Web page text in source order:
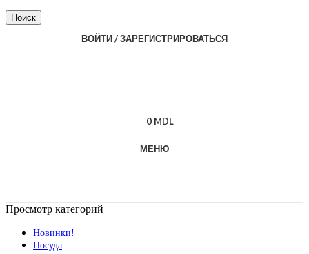
Поиск
ВОЙТИ / ЗАРЕГИСТРИРОВАТЬСЯ
0 MDL
МЕНЮ
Просмотр категорий
Новинки!
Посуда